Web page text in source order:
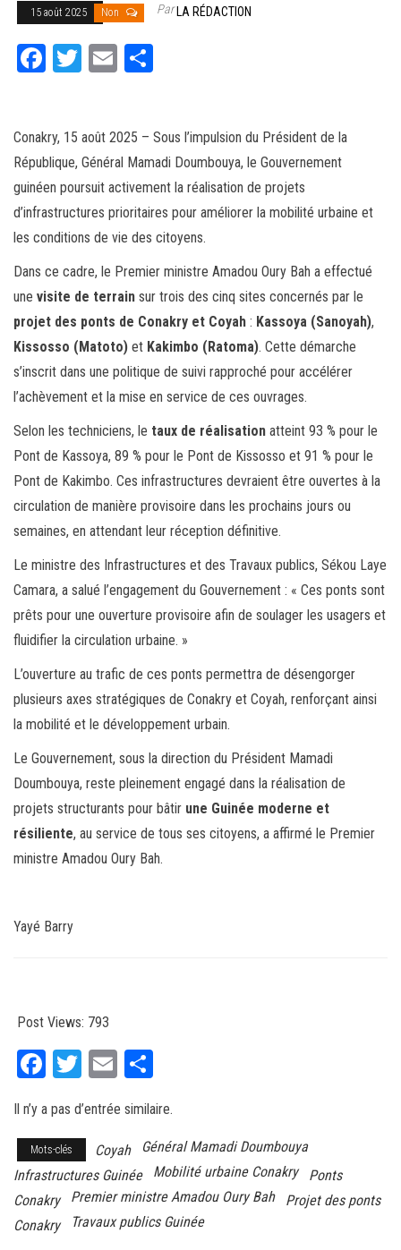
15 août 2025 Non ParLA RÉDACTION
Fa
ok
T
er
E
er
Conakry, 15 août 2025 – Sous l’impulsion du Président de la
République, Général Mamadi Doumbouya, le Gouvernement
guinéen poursuit activement la réalisation de projets
d’infrastructures prioritaires pour améliorer la mobilité urbaine et
les conditions de vie des citoyens.
Dans ce cadre, le Premier ministre Amadou Oury Bah a effectué
une visite de terrain sur trois des cinq sites concernés par le
projet des ponts de Conakry et Coyah : Kassoya (Sanoyah),
Kissosso (Matoto) et Kakimbo (Ratoma). Cette démarche
s’inscrit dans une politique de suivi rapproché pour accélérer
l’achèvement et la mise en service de ces ouvrages.
Selon les techniciens, le taux de réalisation atteint 93 % pour le
Pont de Kassoya, 89 % pour le Pont de Kissosso et 91 % pour le
Pont de Kakimbo. Ces infrastructures devraient être ouvertes à la
circulation de manière provisoire dans les prochains jours ou
semaines, en attendant leur réception définitive.
Le ministre des Infrastructures et des Travaux publics, Sékou Laye
Camara, a salué l’engagement du Gouvernement : « Ces ponts sont
prêts pour une ouverture provisoire afin de soulager les usagers et
fluidifier la circulation urbaine. »
L’ouverture au trafic de ces ponts permettra de désengorger
plusieurs axes stratégiques de Conakry et Coyah, renforçant ainsi
la mobilité et le développement urbain.
Le Gouvernement, sous la direction du Président Mamadi
Doumbouya, reste pleinement engagé dans la réalisation de
projets structurants pour bâtir une Guinée moderne et
résiliente, au service de tous ses citoyens, a affirmé le Premier
ministre Amadou Oury Bah.
Yayé Barry
Post Views: 793
Fa
bo
ok
T
tt
er
E
ail ag
er
Il n’y a pas d’entrée similaire.
Mots-clés Coyah
Général Mamadi Doumbouya
Infrastructures Guinée
Mobilité urbaine Conakry
Ponts
Conakry
Premier ministre Amadou Oury Bah
Projet des ponts
Conakry
Travaux publics Guinée